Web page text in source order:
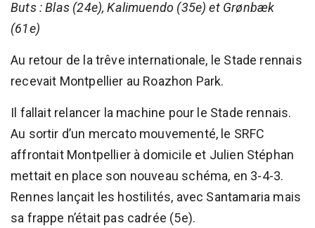
Buts : Blas (24e), Kalimuendo (35e) et Grønbæk
(61e)
Au retour de la trêve internationale, le Stade rennais
recevait Montpellier au Roazhon Park.
Il fallait relancer la machine pour le Stade rennais.
Au sortir d’un mercato mouvementé, le SRFC
affrontait Montpellier à domicile et Julien Stéphan
mettait en place son nouveau schéma, en 3-4-3.
Rennes lançait les hostilités, avec Santamaria mais
sa frappe n’était pas cadrée (5e).